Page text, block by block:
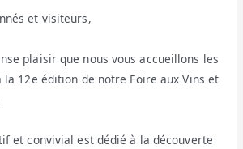
et visiteurs,
plaisir que nous vous accueillons les
la 12e édition de notre Foire aux Vins et
et convivial est dédié à la découverte